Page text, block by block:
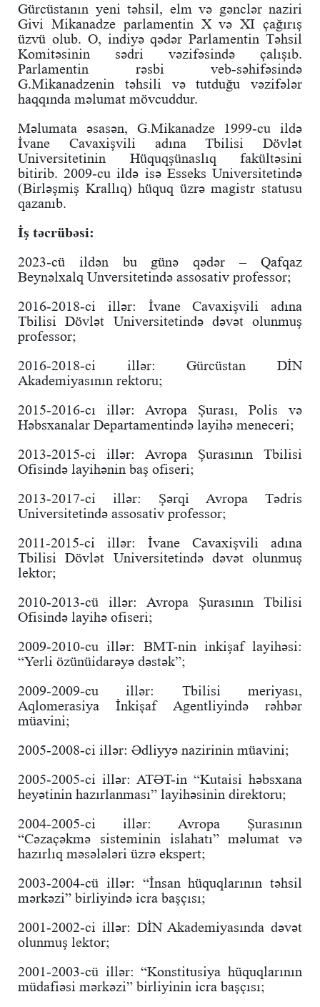
Gürcüstanın yeni təhsil, elm və gənclər naziri
Givi Mikanadze parlamentin X və XI çağırış
üzvü olub. O, indiyə qədər Parlamentin Təhsil
Komitəsinin sədri vəzifəsində çalışıb.
Parlamentin rəsbi veb-səhifəsində
G.Mikanadzenin təhsili və tutduğu vəzifələr
haqqında məlumat mövcuddur.
Məlumata əsasən, G.Mikanadze 1999-cu ildə
İvane Cavaxişvili adına Tbilisi Dövlət
Universitetinin Hüquqşünaslıq fakültəsini
bitirib. 2009-cu ildə isə Esseks Universitetində
(Birləşmiş Krallıq) hüquq üzrə magistr statusu
qazanıb.
İş təcrübəsi:
2023-cü ildən bu günə qədər – Qafqaz
Beynəlxalq Unversitetində assosativ professor;
2016-2018-ci illər: İvane Cavaxişvili adına
Tbilisi Dövlət Universitetində dəvət olunmuş
professor;
2016-2018-ci illər: Gürcüstan DİN
Akademiyasının rektoru;
2015-2016-cı illər: Avropa Şurası, Polis və
Həbsxanalar Departamentində layihə meneceri;
2013-2015-ci illər: Avropa Şurasının Tbilisi
Ofisində layihənin baş ofiseri;
2013-2017-ci illər: Şərqi Avropa Tədris
Universitetində assosativ professor;
2011-2015-ci illər: İvane Cavaxişvili adına
Tbilisi Dövlət Universitetində dəvət olunmuş
lektor;
2010-2013-cü illər: Avropa Şurasının Tbilisi
Ofisində layihə ofiseri;
2009-2010-cu illər: BMT-nin inkişaf layihəsi:
“Yerli özünüidarəyə dəstək”;
2009-2009-cu illər: Tbilisi meriyası,
Aqlomerasiya İnkişaf Agentliyində rəhbər
müavini;
2005-2008-ci illər: Ədliyyə nazirinin müavini;
2005-2005-ci illər: ATƏT-in “Kutaisi həbsxana
heyətinin hazırlanması” layihəsinin direktoru;
2004-2005-ci illər: Avropa Şurasının
“Cəzaçəkmə sisteminin islahatı” məlumat və
hazırlıq məsələləri üzrə ekspert;
2003-2004-cü illər: “İnsan hüquqlarının təhsil
mərkəzi” birliyində icra başçısı;
2001-2002-ci illər: DİN Akademiyasında dəvət
olunmuş lektor;
2001-2003-cü illər: “Konstitusiya hüquqlarının
müdafiəsi mərkəzi” birliyinin icra başçısı;